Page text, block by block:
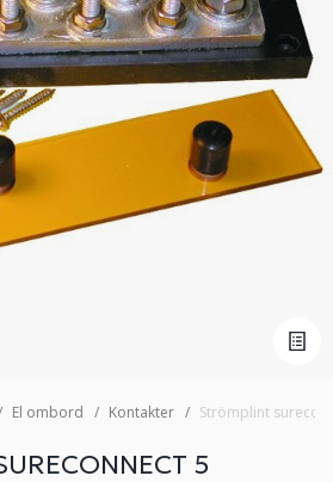
El ombord Kontakter Strömplint
5